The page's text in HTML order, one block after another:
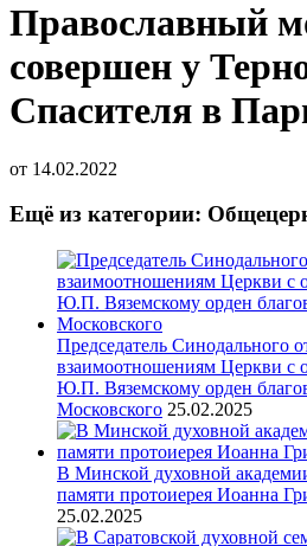
Православный
совершен у
Спасителя в
от 14.02.2022
Ещё из категории:
Председатель Синодального
взаимоотношениям Церкви
Ю.П. Вяземскому орден
Московского 25.02.2025
В Минской духовной
памяти протоиерея Иоанна
25.02.2025